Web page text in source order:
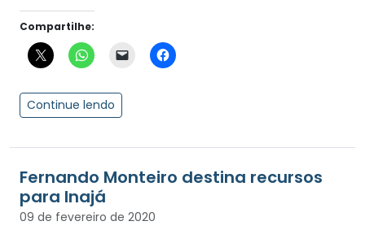
Compartilhe:
Continue lendo
Fernando Monteiro destina recursos
para Inajá
09 de fevereiro de 2020